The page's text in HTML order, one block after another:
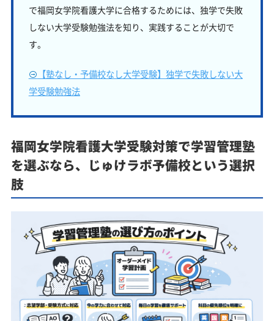
で福岡女学院看護大学に合格するためには、独学で失敗
しない大学受験勉強法を知り、実践することが大切で
す。
【塾なし・予備校なし大学受験】独学で失敗しない大
学受験勉強法
福岡女学院看護大学受験対策で学習管理塾
を選ぶなら、じゅけラボ予備校という選択
肢